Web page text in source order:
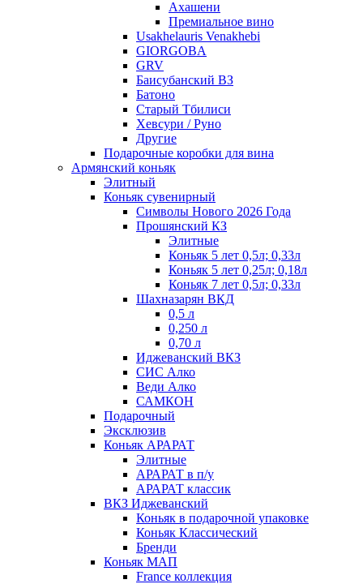
Ахашени
Премиальное вино
Usakhelauris Venakhebi
GIORGOBA
GRV
Баисубанский ВЗ
Батоно
Старый Тбилиси
Хевсури / Руно
Другие
Подарочные коробки для вина
Армянский коньяк
Элитный
Коньяк сувенирный
Символы Нового 2026 Года
Прошянский КЗ
Элитные
Коньяк 5 лет 0,5л; 0,33л
Коньяк 5 лет 0,25л; 0,18л
Коньяк 7 лет 0,5л; 0,33л
Шахназарян ВКД
0,5 л
0,250 л
0,70 л
Иджеванский ВКЗ
СИС Алко
Веди Алко
САМКОН
Подарочный
Эксклюзив
Коньяк АРАРАТ
Элитные
АРАРАТ в п/у
АРАРАТ классик
ВКЗ Иджеванский
Коньяк в подарочной упаковке
Коньяк Классический
Бренди
Коньяк МАП
France коллекция